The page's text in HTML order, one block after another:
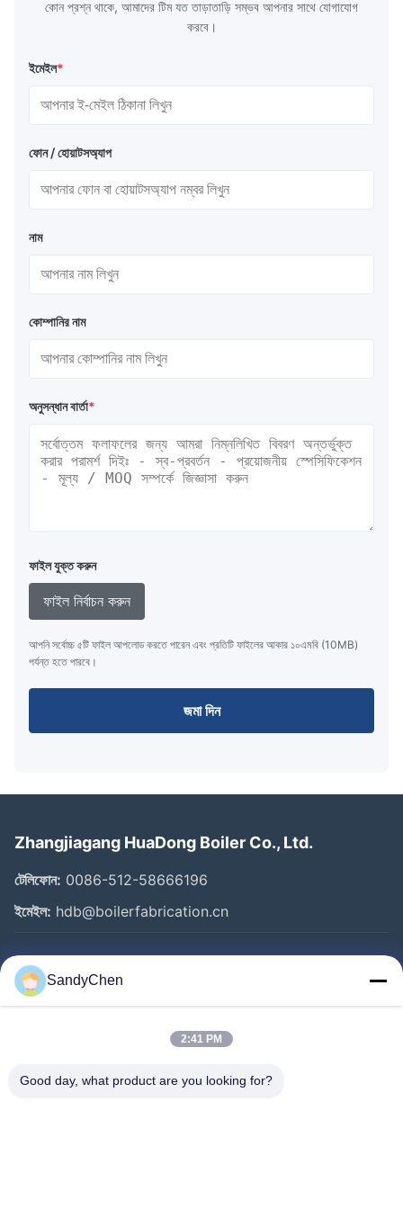
কোন প্রশ্ন থাকে, আমাদের টিম যত তাড়াতাড়ি সম্ভব আপনার সাথে যোগাযোগ
করবে।
ইমেইল*
ফোন / হোয়াটসঅ্যাপ
নাম
কোম্পানির নাম
অনুসন্ধান বার্তা*
ফাইল যুক্ত করুন
ফাইল নির্বাচন করুন
আপনি সর্বোচ্চ ৫টি ফাইল আপলোড করতে পারেন এবং প্রতিটি ফাইলের আকার ১০এমবি (10MB)
পর্যন্ত হতে পারবে।
জমা দিন
Zhangjiagang HuaDong Boiler Co., Ltd.
টেলিফোন: 0086-512-58666196
ইমেইল: hdb@boilerfabrication.cn
গুরুত্বপূর্ণ সংযোগ
বাড়ি
ভিডিও
SandyChen
2:41 PM
Good day, what product are you looking for?